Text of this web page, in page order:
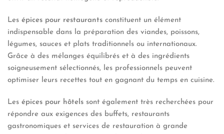
Les épices pour restaurants constituent un élément
indispensable dans la préparation des viandes, poissons,
légumes, sauces et plats traditionnels ou internationaux.
Grâce à des mélanges équilibrés et à des ingrédients
soigneusement sélectionnés, les professionnels peuvent
optimiser leurs recettes tout en gagnant du temps en cuisine.
Les épices pour hôtels sont également très recherchées pour
répondre aux exigences des buffets, restaurants
gastronomiques et services de restauration à grande